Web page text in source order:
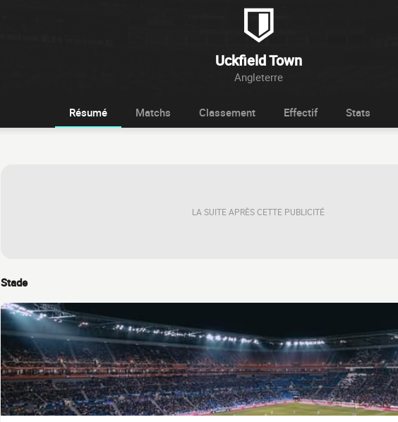
Uckfield Town
Angleterre
Résumé Matchs Classement Effectif Stats
LA SUITE APRÈS CETTE PUBLICITÉ
Stade